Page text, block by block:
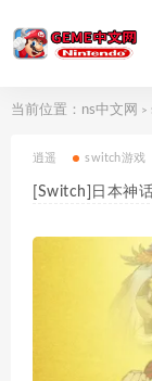
当前位置： ns中文网 >
逍遥 switch游戏
[Switch]日本神